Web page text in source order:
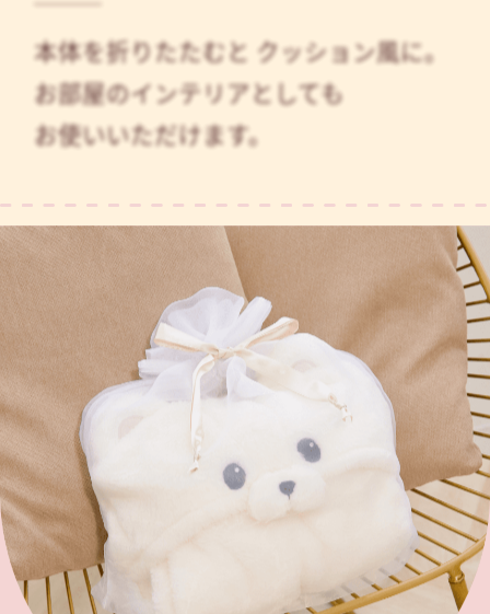
本体を折りたたむと クッション風に。
お部屋のインテリアとしても
お使いいただけます。